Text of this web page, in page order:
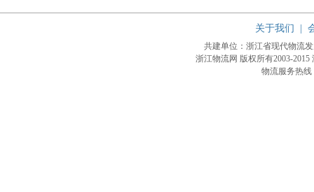
关于我们
共建单位：浙江省现代物流
浙江物流网 版权所有2003-2015
物流服务热线